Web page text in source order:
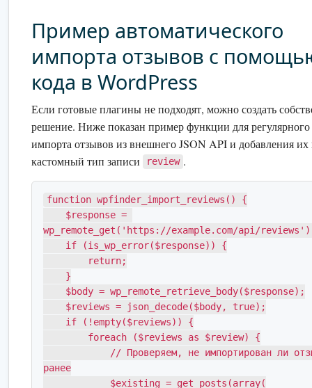
Пример автоматического
импорта отзывов с
кода в WordPress
Если готовые плагины не подходят, можно создать
решение. Ниже показан пример функции для регулярного
импорта отзывов из внешнего JSON API и добавления их
кастомный тип записи
review .
function wpfinder_import_reviews() {
wp_remote_get('https://example.com/api/
ранее